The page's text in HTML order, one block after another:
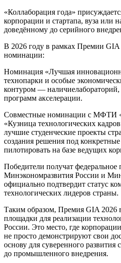
«Коллаборация года»
корпорации и стартапа, вуза или
доведённому до серийного
В 2026 году в рамках Премии GIA
номинации:
Номинация «Лучшая
технопарки и особые
контуром — наличие
программ акселерации.
Совместные номинации с МФТИ
«Кузница технологических
лучшие студенческие проекты
создания решения под
пилотировать на базе ведущих
Победители получат федеральное
Минэкономразвития России и
официально подтвердит статус
технологических лидеров страны.
Таким образом, Премия GIA 2026
площадки для реализации
России. Это место, где
не просто демонстрируют свои
основу для суверенного
до промышленного внедрения.